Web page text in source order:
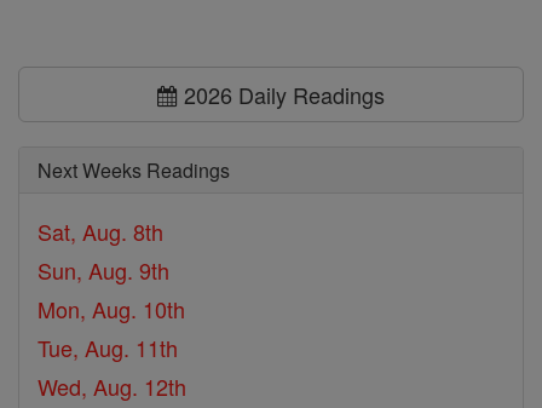
2026 Daily Readings
Next Weeks Readings
Sat, Aug. 8th
Sun, Aug. 9th
Mon, Aug. 10th
Tue, Aug. 11th
Wed, Aug. 12th